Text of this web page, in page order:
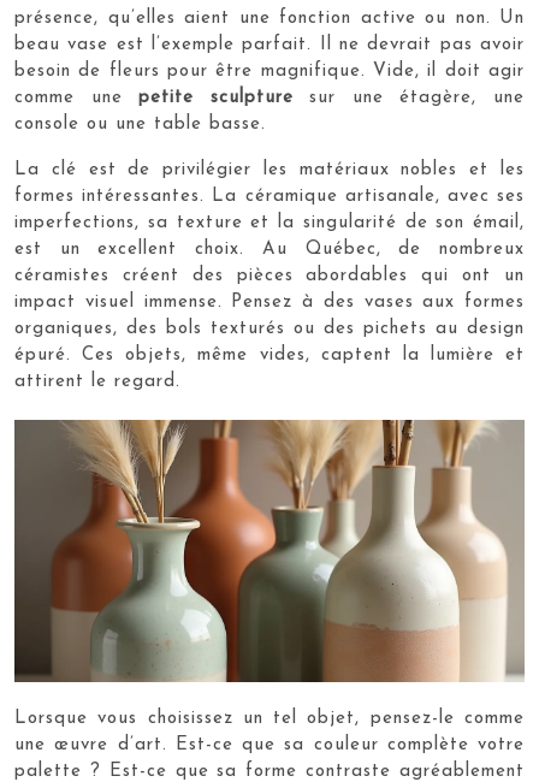
présence, qu’elles aient une fonction active ou non. Un
beau vase est l’exemple parfait. Il ne devrait pas avoir
besoin de fleurs pour être magnifique. Vide, il doit agir
comme unepetite sculpture sur une étagère, une
console ou une table basse.
La clé est de privilégier les matériaux nobles et les
formes intéressantes. La céramique artisanale, avec ses
imperfections, sa texture et la singularité de son émail,
est un excellent choix. Au Québec, de nombreux
céramistes créent des pièces abordables qui ont un
impact visuel immense. Pensez à des vases aux formes
organiques, des bols texturés ou des pichets au design
épuré. Ces objets, même vides, captent la lumière et
attirent le regard.
Lorsque vous choisissez un tel objet, pensez-le comme
une œuvre d’art. Est-ce que sa couleur complète votre
palette ? Est-ce que sa forme contraste agréablement